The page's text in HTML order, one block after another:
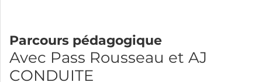
Parcours pédagogique
Avec Pass Rousseau et AJ
CONDUITE